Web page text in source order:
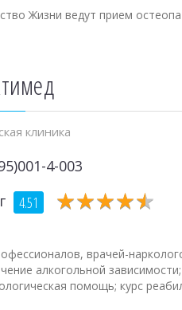
Жизни ведут прием
клиника
4-003
4.51 ★★★★★
★★★★★
врачей-
алкогольной
помощь; курс